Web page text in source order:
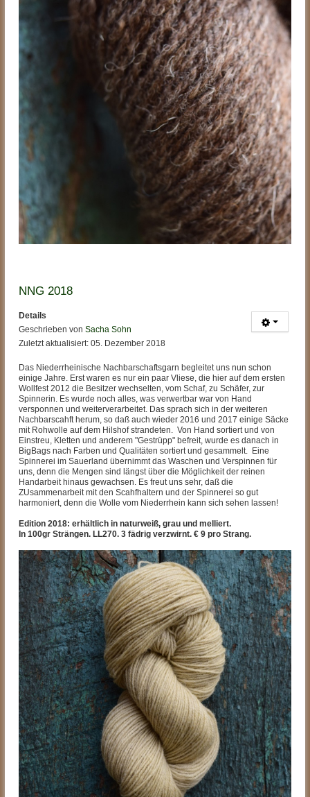
NNG 2018
Details
Geschrieben von Sacha Sohn
Zuletzt aktualisiert: 05. Dezember 2018
Das Niederrheinische Nachbarschaftsgarn begleitet uns nun schon
einige Jahre. Erst waren es nur ein paar Vliese, die hier auf dem ersten
Wollfest 2012 die Besitzer wechselten, vom Schaf, zu Schäfer, zur
Spinnerin. Es wurde noch alles, was verwertbar war von Hand
versponnen und weiterverarbeitet. Das sprach sich in der weiteren
Nachbarscahft herum, so daß auch wieder 2016 und 2017 einige Säcke
mit Rohwolle auf dem Hilshof strandeten. Von Hand sortiert und von
Einstreu, Kletten und anderem "Gestrüpp" befreit, wurde es danach in
BigBags nach Farben und Qualitäten sortiert und gesammelt. Eine
Spinnerei im Sauerland übernimmt das Waschen und Verspinnen für
uns, denn die Mengen sind längst über die Möglichkeit der reinen
Handarbeit hinaus gewachsen. Es freut uns sehr, daß die
ZUsammenarbeit mit den Scahfhaltern und der Spinnerei so gut
harmoniert, denn die Wolle vom Niederrhein kann sich sehen lassen!
Edition 2018: erhältlich in naturweiß, grau und melliert.
In 100gr Strängen. LL270. 3 fädrig verzwirnt. € 9 pro Strang.